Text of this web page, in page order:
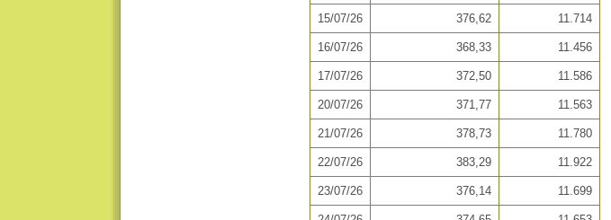
15/07/26 376,62 11.714
16/07/26 368,33 11.456
17/07/26 372,50 11.586
20/07/26 371,77 11.563
21/07/26 378,73 11.780
22/07/26 383,29 11.922
23/07/26 376,14 11.699